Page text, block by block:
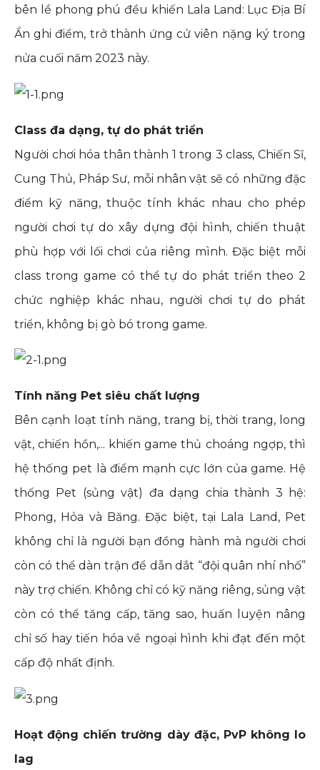
bên lề phong phú đều khiến Lala Land: Lục Địa Bí
Ẩn ghi điểm, trở thành ứng cử viên nặng ký trong
nửa cuối năm 2023 này.
Class đa dạng, tự do phát triển
Người chơi hóa thân thành 1 trong 3 class, Chiến Sĩ,
Cung Thủ, Pháp Sư, mỗi nhân vật sẽ có những đặc
điểm kỹ năng, thuộc tính khác nhau cho phép
người chơi tự do xây dựng đội hình, chiến thuật
phù hợp với lối chơi của riêng mình. Đặc biệt mỗi
class trong game có thể tự do phát triển theo 2
chức nghiệp khác nhau, người chơi tự do phát
triển, không bị gò bó trong game.
Tính năng Pet siêu chất lượng
Bên cạnh loạt tính năng, trang bị, thời trang, long
vật, chiến hồn,... khiến game thủ choáng ngợp, thì
hệ thống pet là điểm mạnh cực lớn của game. Hệ
thống Pet (sủng vật) đa dạng chia thành 3 hệ:
Phong, Hỏa và Băng. Đặc biệt, tại Lala Land, Pet
không chỉ là người bạn đồng hành mà người chơi
còn có thể dàn trận để dẫn dắt “đội quân nhí nhố”
này trợ chiến. Không chỉ có kỹ năng riêng, sủng vật
còn có thể tăng cấp, tăng sao, huấn luyện nâng
chỉ số hay tiến hóa về ngoại hình khi đạt đến một
cấp độ nhất định.
Hoạt động chiến trường dày đặc, PvP không lo
lag